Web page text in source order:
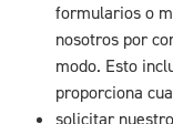
formularios o
nosotros por
modo. Esto
proporciona